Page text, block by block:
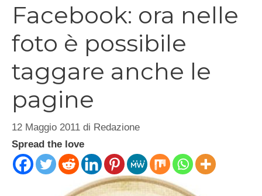
Facebook: ora nelle
foto è possibile
taggare anche le
pagine
12 Maggio 2011 di Redazione
Spread the love